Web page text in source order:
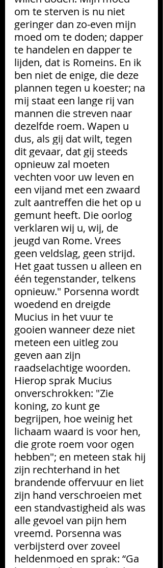
om te sterven is nu niet
geringer dan zo-even mijn
moed om te doden; dapper
te handelen en dapper te
lijden, dat is Romeins. En ik
ben niet de enige, die deze
plannen tegen u koester; na
mij staat een lange rij van
mannen die streven naar
dezelfde roem. Wapen u
dus, als gij dat wilt, tegen
dit gevaar, dat gij steeds
opnieuw zal moeten
vechten voor uw leven en
een vijand met een zwaard
zult aantreffen die het op u
gemunt heeft. Die oorlog
verklaren wij u, wij, de
jeugd van Rome. Vrees
geen veldslag, geen strijd.
Het gaat tussen u alleen en
één tegenstander, telkens
opnieuw." Porsenna wordt
woedend en dreigde
Mucius in het vuur te
gooien wanneer deze niet
meteen een uitleg zou
geven aan zijn
raadselachtige woorden.
Hierop sprak Mucius
onverschrokken: "Zie
koning, zo kunt ge
begrijpen, hoe weinig het
lichaam waard is voor hen,
die grote roem voor ogen
hebben"; en meteen stak hij
zijn rechterhand in het
brandende offervuur en liet
zijn hand verschroeien met
een standvastigheid als was
alle gevoel van pijn hem
vreemd. Porsenna was
verbijsterd over zoveel
heldenmoed en sprak: “Ga